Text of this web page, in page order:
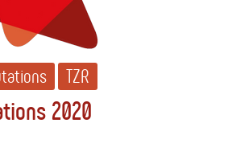
TZR
2020